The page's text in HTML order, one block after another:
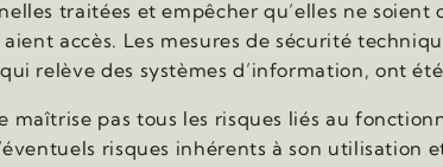
traitées et empêcher qu’elles ne
accès. Les mesures de sécurité
relève des systèmes d’information, ont
maîtrise pas tous les risques liés au
risques inhérents à son utilisation